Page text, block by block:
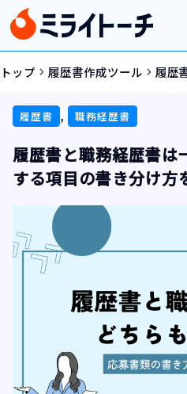
トップ navigate_next 履歴書作成ツール navigate_next 履歴
履歴書 , 職務経歴書
履歴書と職務経歴書は
する項目の書き分け方